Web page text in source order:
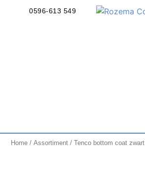
0596-613 549
Home /Assortiment / Tenco bottom coat zwart